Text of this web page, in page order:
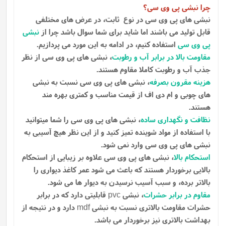
چرا نبشی پی وی سی؟
نبشی های پی وی سی در نوع ثابت، در عرض های مختلفی
قابل تولید می باشند اما شاید برای شما سوال باشد چرا از نبشی
پی وی سی استفاده کنیم، در ادامه به این مورد می پردازیم.
مقاومت بالا در برابر آب و رطوبت، نبشی های پی وی سی از نظر
جذب آب و رطوبت کاملا مقاوم هستند.
هزینه مقرون بصرفه، نبشی های پی وی سی نسبت به نبشی
های چوبی و ام دی اف از قیمت مناسب و کمتری بهره مند
هستند.
نظافت و نگهداری ساده، نبشی های پی وی سی را شما میتوانید
با استفاده از مواد شوینده تمیز کنید و از این نظر هیچ آسیبی به
نبشی های پی وی سی وارد نمی شود.
استحکام بالا، نبشی های پی وی سی علاوه بر زیبایی از استحکام
بالایی برخوردار هستند که باعث می شود عمر کاغذ دیواری را
بالاتر برده، و سبب آسیب نرسیدن به دیوار ها می شود.
مقاوم در برابر حشرات، نبشی pvc قابلیتی دارد که در برابر
حشرات مقاومت بالاتری نسبت به نبشیmdf دارد و در نتیجه از
بهداشت بالاتری نیز برخوردار می باشد.